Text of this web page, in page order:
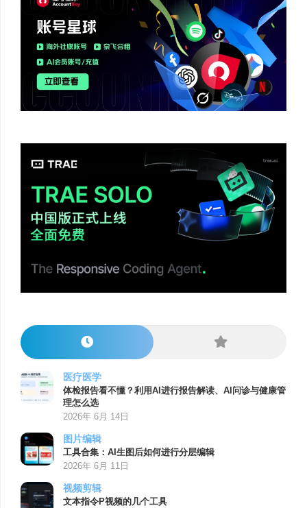
医疗医学
体检报告看不懂？利用AI进行报告解读、AI问诊与健康管
理怎么选
2026年 6月 14日
图片编辑
工具合集：AI生图后如何进行分层编辑
2026年 6月 11日
视频剪辑
文本指令P视频的几个工具